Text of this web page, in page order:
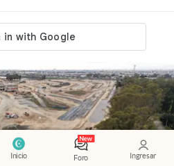
Inicio Foro Ingresar